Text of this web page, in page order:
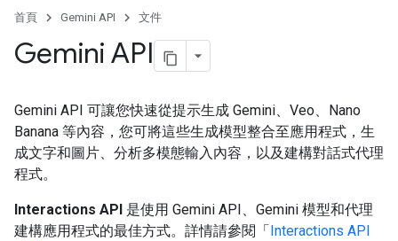
首頁 Gemini API 文件
Gemini API
Gemini API 可讓您快速從提示生成 Gemini、Veo、Nano
Banana 等內容，您可將這些生成模型整合至應用程式，生
成文字和圖片、分析多模態輸入內容，以及建構對話式代理
程式。
Interactions API 是使用 Gemini API、Gemini 模型和代理
建構應用程式的最佳方式。詳情請參閱「Interactions API